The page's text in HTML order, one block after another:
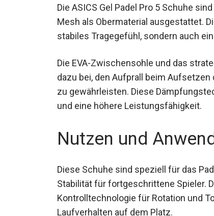
Die ASICS Gel Padel Pro 5 Schuhe
atmungsaktivem Mesh als
während des Matches.
Die EVA-Zwischensohle und das
tragen dazu bei, den Aufprall beim
Komfort, Stabilität und eine höhere
Nutzen und
Diese Schuhe sind speziell für das
Stabilität für fortgeschrittene Spieler.